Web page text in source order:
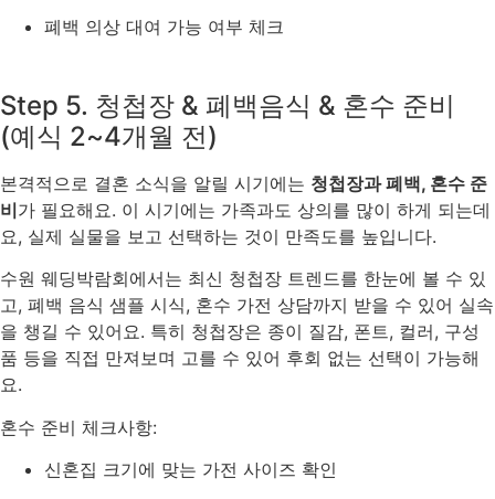
폐백 의상 대여 가능 여부 체크
Step 5. 청첩장 & 폐백음식 & 혼수 준비
(예식 2~4개월 전)
본격적으로 결혼 소식을 알릴 시기에는 청첩장과 폐백, 혼수 준
비가 필요해요. 이 시기에는 가족과도 상의를 많이 하게 되는데
요, 실제 실물을 보고 선택하는 것이 만족도를 높입니다.
수원 웨딩박람회에서는 최신 청첩장 트렌드를 한눈에 볼 수 있
고, 폐백 음식 샘플 시식, 혼수 가전 상담까지 받을 수 있어 실속
을 챙길 수 있어요. 특히 청첩장은 종이 질감, 폰트, 컬러, 구성
품 등을 직접 만져보며 고를 수 있어 후회 없는 선택이 가능해
요.
혼수 준비 체크사항:
신혼집 크기에 맞는 가전 사이즈 확인